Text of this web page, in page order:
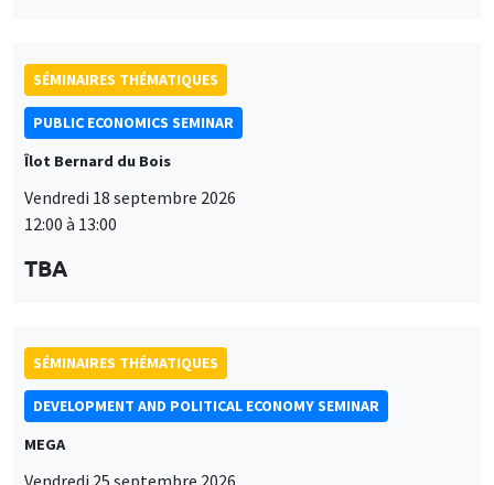
SÉMINAIRES THÉMATIQUES
PUBLIC ECONOMICS SEMINAR
Îlot Bernard du Bois
Vendredi 18 septembre 2026
12:00 à 13:00
TBA
SÉMINAIRES THÉMATIQUES
DEVELOPMENT AND POLITICAL ECONOMY SEMINAR
MEGA
Vendredi 25 septembre 2026